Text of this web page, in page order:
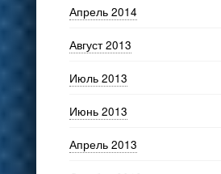
Апрель 2014
Август 2013
Июль 2013
Июнь 2013
Апрель 2013